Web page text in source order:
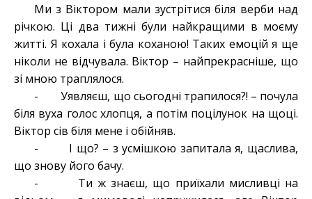
Ми з Віктором мали зустрітися біля верби над
річкою. Ці два тижні були найкращими в моєму
житті. Я кохала і була коханою! Таких емоцій я ще
ніколи не відчувала. Віктор – найпрекрасніше, що
зі мною траплялося.
- Уявляєш, що сьогодні трапилося?! – почула
біля вуха голос хлопця, а потім поцілунок на щоці.
Віктор сів біля мене і обійняв.
- І що? – з усмішкою запитала я, щаслива,
що знову його бачу.
- Ти ж знаєш, що приїхали мисливці на